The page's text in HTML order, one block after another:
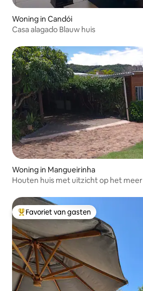
Woning in Candói
Casa alagado Blauw huis
Woning in Mangueirinha
Houten huis met uitzicht op het meer
Topfavoriet van gasten
Favoriet van gasten